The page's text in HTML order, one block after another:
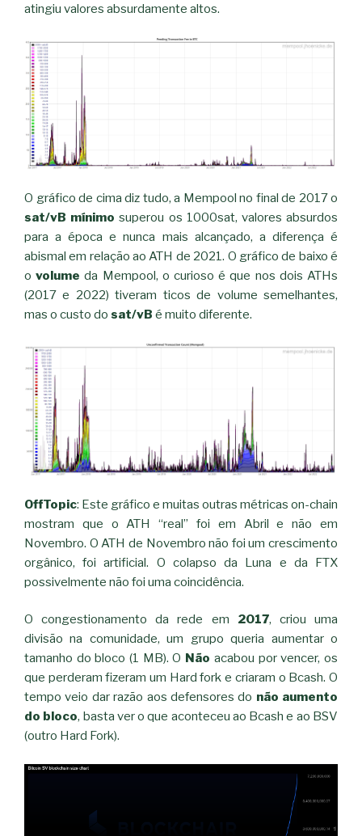
atingiu valores absurdamente altos.
O gráfico de cima diz tudo, a Mempool no final de 2017 o
sat/vB mínimo superou os 1000sat, valores absurdos
para a época e nunca mais alcançado, a diferença é
abismal em relação ao ATH de 2021. O gráfico de baixo é
ovolumeda Mempool, o curioso é que nos dois ATHs
(2017 e 2022) tiveram ticos de volume semelhantes,
mas o custo do sat/vB é muito diferente.
OffTopic: Este gráfico e muitas outras métricas on-chain
mostram que o ATH “real” foi em Abril e não em
Novembro. O ATH de Novembro não foi um crescimento
orgânico, foi artificial. O colapso da Luna e da FTX
possivelmente não foi uma coincidência.
O congestionamento da rede em 2017, criou uma
divisão na comunidade, um grupo queria aumentar o
tamanho do bloco (1 MB). O Não acabou por vencer, os
que perderam fizeram um Hard fork e criaram o Bcash. O
tempo veio dar razão aos defensores do não aumento
do bloco, basta ver o que aconteceu ao Bcash e ao BSV
(outro Hard Fork).